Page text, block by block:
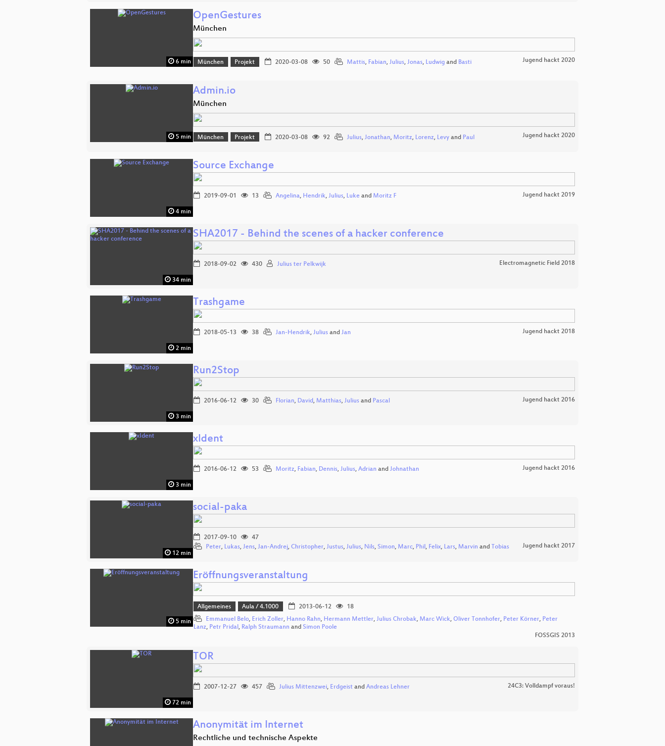
6 min
OpenGestures
München
München Projekt 2020-03-08 50 Mattis, Fabian, Julius, Jonas, Ludwigand Basti Jugend hackt 2020
5 min
Admin.io
München
München Projekt 2020-03-08 92 Julius, Jonathan, Moritz, Lorenz, Levyand Paul Jugend hackt 2020
4 min
Source Exchange
2019-09-01 13 Angelina, Hendrik, Julius, Luke and Moritz F Jugend hackt 2019
34 min
SHA2017 - Behind the scenes of a hacker conference
2018-09-02 430 Julius ter Pelkwijk Electromagnetic Field 2018
2 min
Trashgame
2018-05-13 38 Jan-Hendrik, Julius and Jan Jugend hackt 2018
3 min
Run2Stop
2016-06-12 30 Florian, David, Matthias, Julius and Pascal Jugend hackt 2016
3 min
xIdent
2016-06-12 53 Moritz, Fabian, Dennis, Julius, Adrian and Johnathan Jugend hackt 2016
12 min
social-paka
2017-09-10
47
Peter, Lukas, Jens, Jan-Andrej, Christopher, Justus, Julius, Nils, Simon, Marc, Phil, Felix, Lars, Marvin and Tobias Jugend hackt 2017
5 min
Eröffnungsveranstaltung
Allgemeines Aula / 4.1000 2013-06-12
18
Emmanuel Belo, Erich Zoller, Hanno Rahn, Hermann Mettler, Julius Chrobak, Marc Wick, Oliver Tonnhofer, Peter Körner, Peter
Lanz, Petr Pridal , Ralph Straumann and Simon Poole
FOSSGIS 2013
72 min
TOR
2007-12-27 457 Julius Mittenzwei, Erdgeist and Andreas Lehner 24C3: Volldampf voraus!
Anonymität im Internet
Rechtliche und technische Aspekte